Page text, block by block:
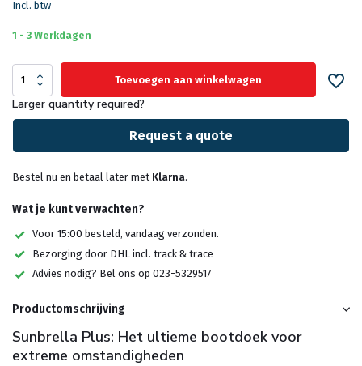
Incl. btw
1 - 3 Werkdagen
Toevoegen aan winkelwagen
Larger quantity required?
Request a quote
Bestel nu en betaal later met Klarna.
Wat je kunt verwachten?
Voor 15:00 besteld, vandaag verzonden.
Bezorging door DHL incl. track & trace
Advies nodig? Bel ons op 023-5329517
Productomschrijving
Sunbrella Plus: Het ultieme bootdoek voor
extreme omstandigheden